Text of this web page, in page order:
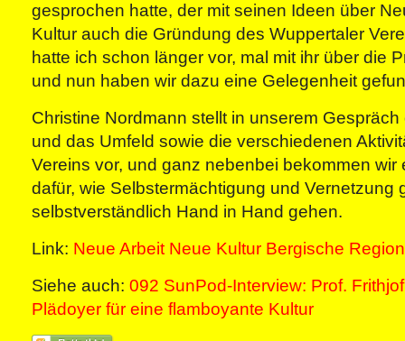
gesprochen hatte, der mit seinen Ideen über
Kultur auch die Gründung des Wuppertaler
hatte ich schon länger vor, mal mit ihr über die
und nun haben wir dazu eine Gelegenheit
Christine Nordmann stellt in unserem
und das Umfeld sowie die verschiedenen
Vereins vor, und ganz nebenbei bekommen wir
dafür, wie Selbstermächtigung und Vernetzung
selbstverständlich Hand in Hand gehen.
Link: Neue Arbeit Neue Kultur Bergische
Siehe auch: 092 SunPod-Interview: Prof.
Plädoyer für eine flamboyante Kultur